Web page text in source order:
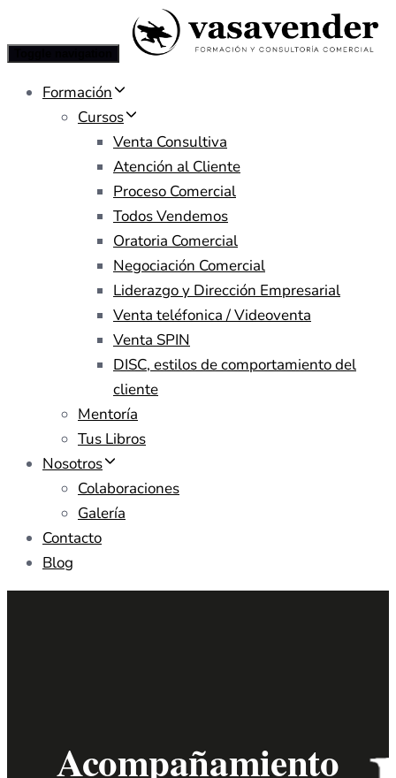
Formación
Cursos
Venta Consultiva
Atención al Cliente
Proceso Comercial
Todos Vendemos
Oratoria Comercial
Negociación Comercial
Liderazgo y Dirección Empresarial
Venta teléfonica / Videoventa
Venta SPIN
DISC, estilos de comportamiento del
cliente
Mentoría
Tus Libros
Nosotros
Colaboraciones
Galería
Contacto
Blog
Acompañamiento